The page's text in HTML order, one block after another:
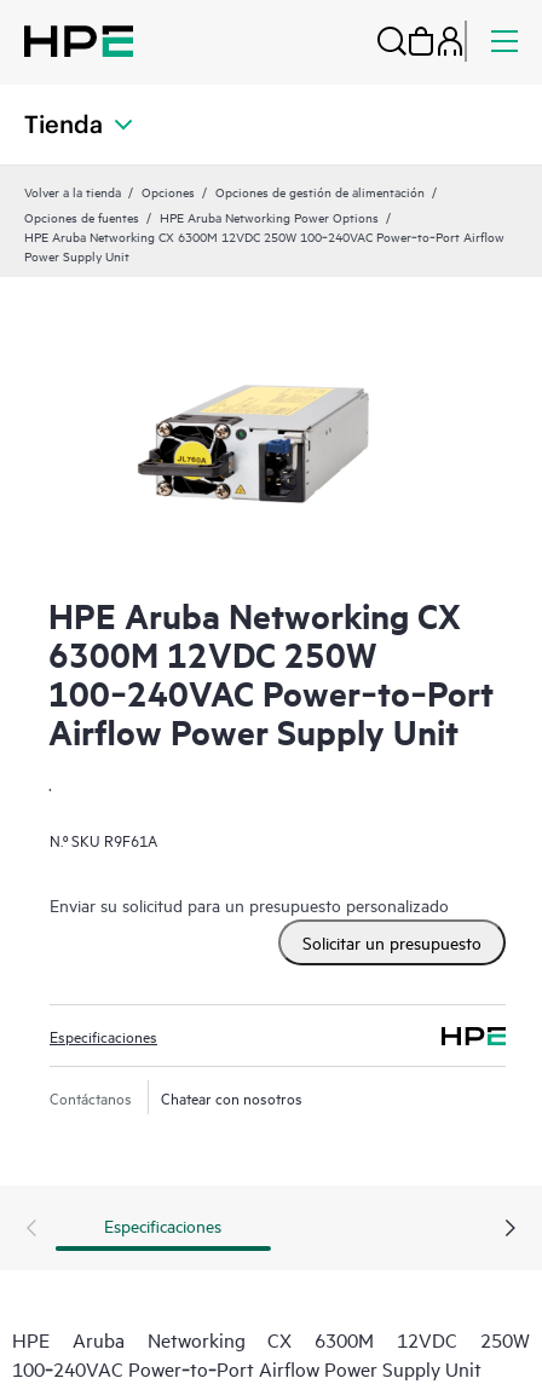
Tienda
Volver a la tienda Opciones
Opciones de gestión de alimentación
Opciones de fuentes
HPE Aruba Networking Power Options
HPE Aruba Networking CX 6300M 12VDC 250W 100‑240VAC Power‑to‑Port Airflow
Power Supply Unit
HPE Aruba Networking CX
6300M 12VDC 250W
100‑240VAC Power‑to‑Port
Airflow Power Supply Unit
.
N.º SKU R9F61A
Enviar su solicitud para un presupuesto personalizado
Solicitar un presupuesto
Especificaciones
Contáctanos Chatear con nosotros
Especificaciones
HPE Aruba Networking CX 6300M 12VDC 250W
100‑240VAC Power‑to‑Port Airflow Power Supply Unit